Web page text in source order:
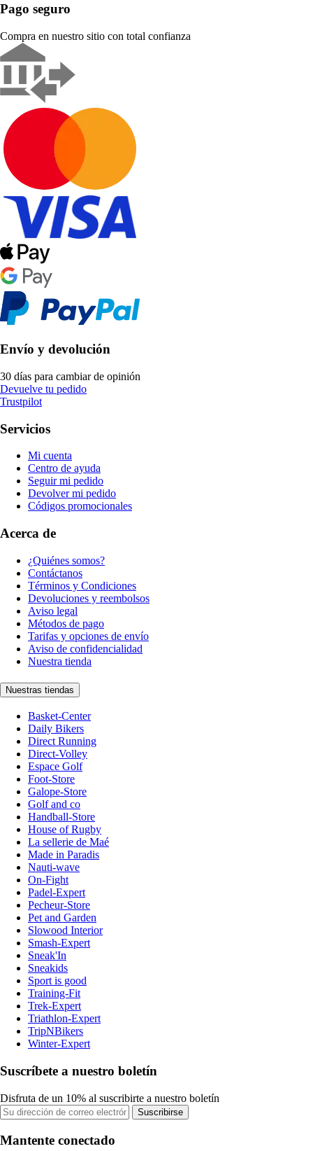
Pago seguro
Compra en nuestro sitio con total confianza
Envío y devolución
30 días para cambiar de opinión
Devuelve tu pedido
Trustpilot
Servicios
Mi cuenta
Centro de ayuda
Seguir mi pedido
Devolver mi pedido
Códigos promocionales
Acerca de
¿Quiénes somos?
Contáctanos
Términos y Condiciones
Devoluciones y reembolsos
Aviso legal
Métodos de pago
Tarifas y opciones de envío
Aviso de confidencialidad
Nuestra tienda
Nuestras tiendas
Basket-Center
Daily Bikers
Direct Running
Direct-Volley
Espace Golf
Foot-Store
Galope-Store
Golf and co
Handball-Store
House of Rugby
La sellerie de Maé
Made in Paradis
Nauti-wave
On-Fight
Padel-Expert
Pecheur-Store
Pet and Garden
Slowood Interior
Smash-Expert
Sneak'In
Sneakids
Sport is good
Training-Fit
Trek-Expert
Triathlon-Expert
TripNBikers
Winter-Expert
Suscríbete a nuestro boletín
Disfruta de un 10% al suscribirte a nuestro boletín
Suscribirse
Mantente conectado